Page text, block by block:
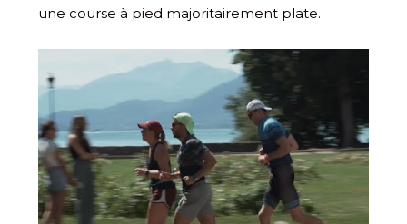
une course à pied majoritairement plate.